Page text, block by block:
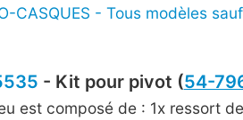
CASQUES - Tous modèles
- Kit pour pivot (54-
est composé de : 1x ressort